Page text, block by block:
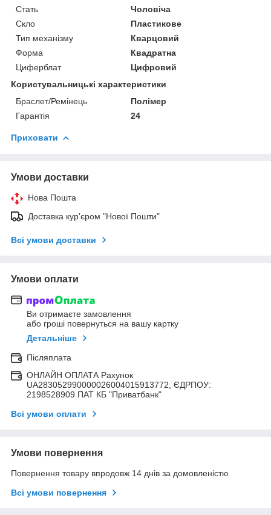
Стать
Чоловіча
Скло
Пластикове
Тип механізму
Кварцовий
Форма
Квадратна
Циферблат
Цифровий
Користувальницькі характеристики
Браслет/Ремінець
Полімер
Гарантія
24
Приховати
Умови доставки
Нова Пошта
Доставка кур'єром "Нової Пошти"
Всі умови доставки
Умови оплати
Ви отримаєте замовлення
або гроші повернуться на вашу картку
Детальніше
Післяплата
ОНЛАЙН ОПЛАТА Рахунок
UA283052990000026004015913772, ЄДРПОУ:
2198528909 ПАТ КБ "Приватбанк"
Всі умови оплати
Умови повернення
Повернення товару впродовж 14 днів за домовленістю
Всі умови повернення